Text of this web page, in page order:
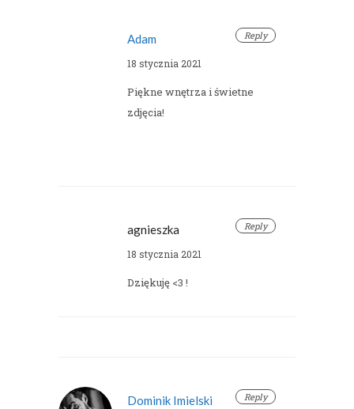
Reply
Adam
18 stycznia 2021
Piękne wnętrza i świetne
zdjęcia!
Reply
agnieszka
18 stycznia 2021
Dziękuję <3 !
Reply
Dominik Imielski